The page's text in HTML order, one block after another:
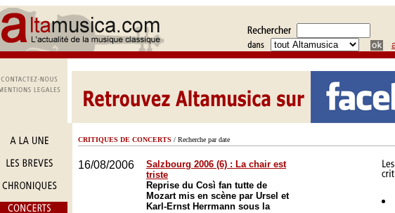
CRITIQUES DE CONCERTS / Recherche par date
16/08/2006
Salzbourg 2006 (6) : La chair est
triste
Reprise du Così fan tutte de
Mozart mis en scène par Ursel et
Karl-Ernst Herrmann sous la